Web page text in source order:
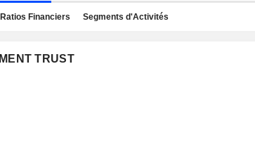
Ratios Financiers Segments d'Activités
TRUST